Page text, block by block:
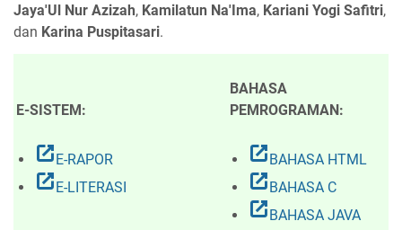
Jaya'Ul Nur Azizah, Kamilatun Na'Ima, Kariani Yogi Safitri,
dan Karina Puspitasari.
E-SISTEM:
BAHASA
PEMROGRAMAN:
open_in_new E-RAPOR
open_in_new E-LITERASI
open_in_new BAHASA HTML
open_in_new BAHASA C
open_in_new BAHASA JAVA